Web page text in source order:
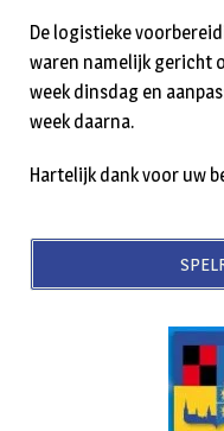
De logistieke
waren namelijk gericht
week dinsdag en
week daarna.
Hartelijk dank voor uw